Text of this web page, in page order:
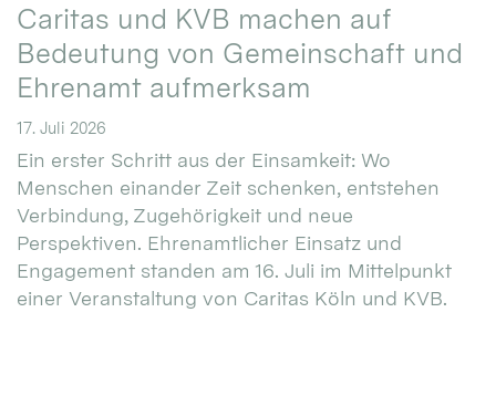
Caritas und KVB machen auf
Bedeutung von Gemeinschaft und
Ehrenamt aufmerksam
17. Juli 2026
Ein erster Schritt aus der Einsamkeit: Wo
Menschen einander Zeit schenken, entstehen
Verbindung, Zugehörigkeit und neue
Perspektiven. Ehrenamtlicher Einsatz und
Engagement standen am 16. Juli im Mittelpunkt
einer Veranstaltung von Caritas Köln und KVB.